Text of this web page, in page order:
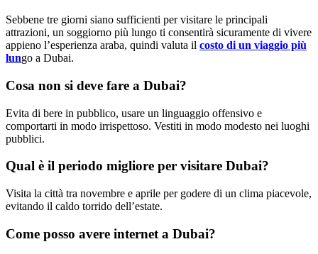
Sebbene tre giorni siano sufficienti per visitare le principali
attrazioni, un soggiorno più lungo ti consentirà sicuramente di vivere
appieno l’esperienza araba, quindi valuta il costo di un viaggio più
lungo a Dubai.
Cosa non si deve fare a Dubai?
Evita di bere in pubblico, usare un linguaggio offensivo e
comportarti in modo irrispettoso. Vestiti in modo modesto nei luoghi
pubblici.
Qual è il periodo migliore per visitare Dubai?
Visita la città tra novembre e aprile per godere di un clima piacevole,
evitando il caldo torrido dell’estate.
Come posso avere internet a Dubai?